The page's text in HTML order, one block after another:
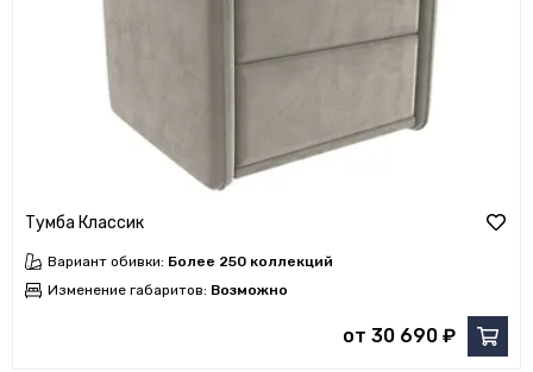
Тумба Классик
Вариант обивки: Более 250 коллекций
Изменение габаритов: Возможно
от 30 690 ₽